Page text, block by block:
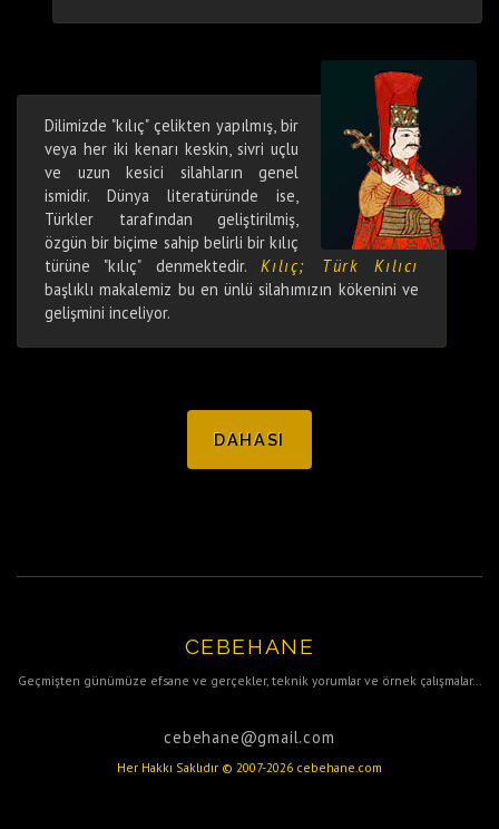
Dilimizde "kılıç" çelikten yapılmış, bir
veya her iki kenarı keskin, sivri uçlu
ve uzun kesici silahların genel
ismidir. Dünya literatüründe ise,
Türkler tarafından geliştirilmiş,
özgün bir biçime sahip belirli bir kılıç
türüne "kılıç" denmektedir.Kılıç; Türk Kılıcı
başlıklı makalemiz bu en ünlü silahımızın kökenini ve
gelişmini inceliyor.
DAHASI
CEBEHANE
Geçmişten günümüze efsane ve gerçekler, teknik yorumlar ve örnek çalışmalar...
cebehane@gmail.com
Her Hakkı Saklıdır © 2007-2026 cebehane.com